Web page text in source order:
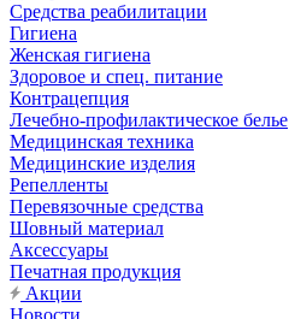
Средства реабилитации
Гигиена
Женская гигиена
Здоровое и спец. питание
Контрацепция
Лечебно-профилактическое белье
Медицинская техника
Медицинские изделия
Репелленты
Перевязочные средства
Шовный материал
Аксессуары
Печатная продукция
Акции
Новости